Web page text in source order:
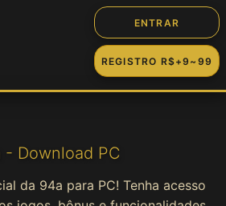
ENTRAR
REGISTRO R$+9~99
Cassino
- Download PC
da 94a para PC! Tenha acesso